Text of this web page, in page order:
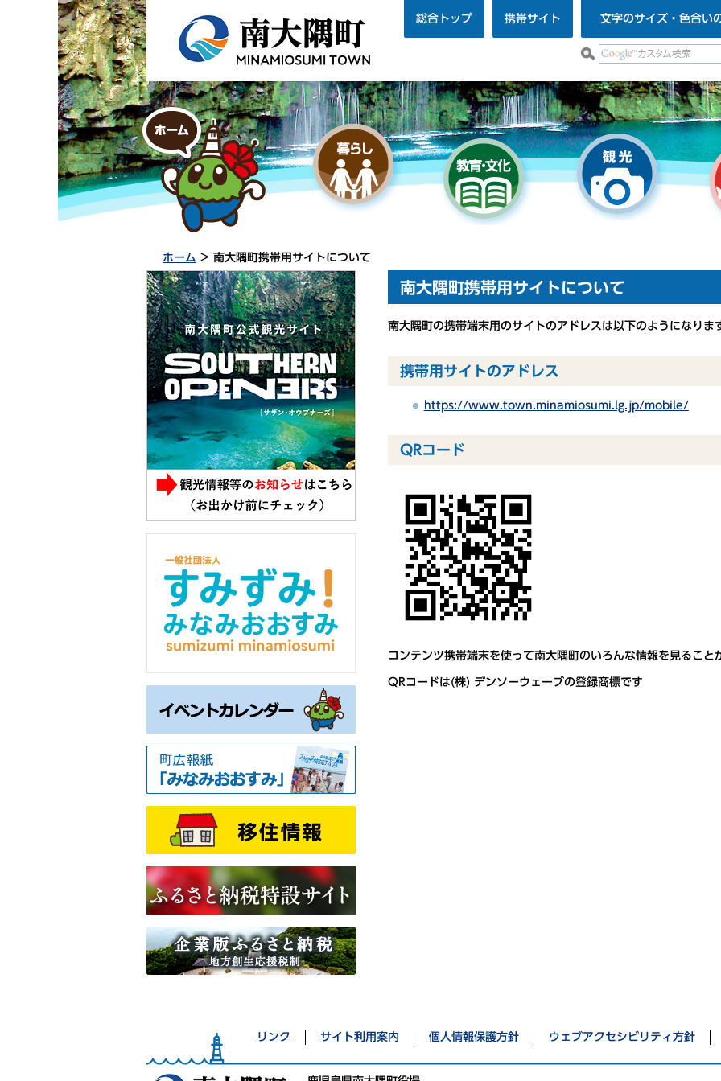
総合トップ 携帯サイト 文字のサイズ・色合い
ホーム > 南大隅町携帯用サイトについて
南大隅町携帯用サイトについて
南大隅町の携帯端末用のサイトのアドレスは以下のようになりま
携帯用サイトのアドレス
https://www.town.minamiosumi.lg.jp/mobile/
QRコード
コンテンツ携帯端末を使って南大隅町のいろんな情報を見ること
QRコードは(株) デンソーウェーブの登録商標です
リンク サイト利用案内 個人情報保護方針 ウェブアクセシビリティ方針